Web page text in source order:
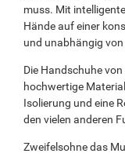
muss. Mit
Hände auf einer
und unabhängig
Die Handschuhe von
hochwertige
Isolierung und eine
den vielen anderen
Zweifelsohne das